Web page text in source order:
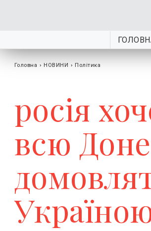
Головна › НОВИНИ › Політика
росія
всю